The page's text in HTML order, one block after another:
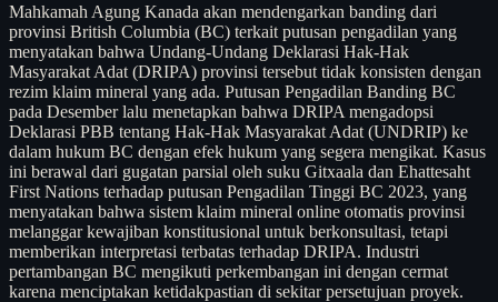
Mahkamah Agung Kanada akan mendengarkan banding dari
provinsi British Columbia (BC) terkait putusan pengadilan yang
menyatakan bahwa Undang-Undang Deklarasi Hak-Hak
Masyarakat Adat (DRIPA) provinsi tersebut tidak konsisten dengan
rezim klaim mineral yang ada. Putusan Pengadilan Banding BC
pada Desember lalu menetapkan bahwa DRIPA mengadopsi
Deklarasi PBB tentang Hak-Hak Masyarakat Adat (UNDRIP) ke
dalam hukum BC dengan efek hukum yang segera mengikat. Kasus
ini berawal dari gugatan parsial oleh suku Gitxaala dan Ehattesaht
First Nations terhadap putusan Pengadilan Tinggi BC 2023, yang
menyatakan bahwa sistem klaim mineral online otomatis provinsi
melanggar kewajiban konstitusional untuk berkonsultasi, tetapi
memberikan interpretasi terbatas terhadap DRIPA. Industri
pertambangan BC mengikuti perkembangan ini dengan cermat
karena menciptakan ketidakpastian di sekitar persetujuan proyek.